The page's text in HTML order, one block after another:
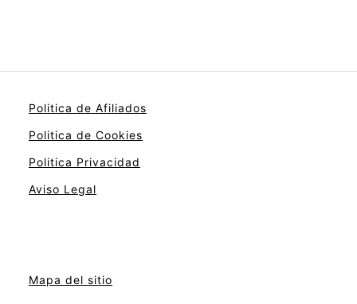
Politica de Afiliados
Politica de Cookies
Politica Privacidad
Aviso Legal
Mapa del sitio